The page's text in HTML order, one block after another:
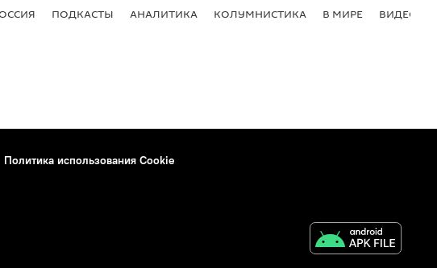
ПОДКАСТЫ АНАЛИТИКА КОЛУМНИСТИКА В МИРЕ ВИДЕО
Политика использования Cookie